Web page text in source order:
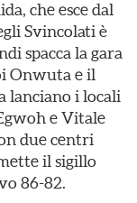
che esce dal
Svincolati è
spacca la gara
Onwuta e il
i locali
e Vitale
due centri
il sigillo
86-82.